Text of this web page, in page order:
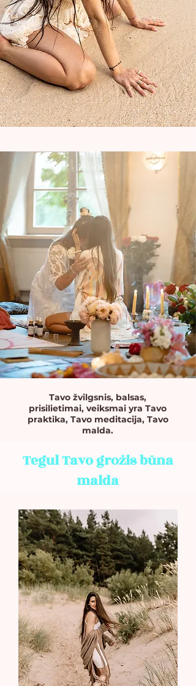
Tavo žvilgsnis, balsas,
prisilietimai, veiksmai yra Tavo
praktika, Tavo meditacija, Tavo
malda.
Tegul Tavo grožis būna
malda